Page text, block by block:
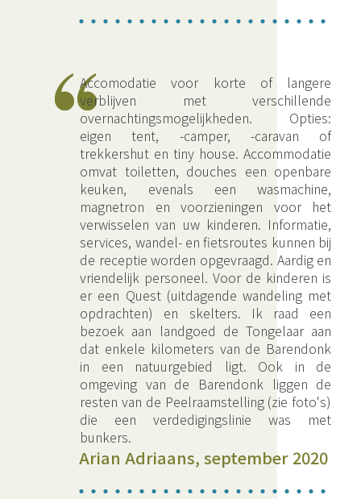
Accomodatie voor korte of langere
verblijven met verschillende
overnachtingsmogelijkheden. Opties:
eigen tent, -camper, -caravan of
trekkershut en tiny house. Accommodatie
omvat toiletten, douches een openbare
keuken, evenals een wasmachine,
magnetron en voorzieningen voor het
verwisselen van uw kinderen. Informatie,
services, wandel- en fietsroutes kunnen bij
de receptie worden opgevraagd. Aardig en
vriendelijk personeel. Voor de kinderen is
er een Quest (uitdagende wandeling met
opdrachten) en skelters. Ik raad een
bezoek aan landgoed de Tongelaar aan
dat enkele kilometers van de Barendonk
in een natuurgebied ligt. Ook in de
omgeving van de Barendonk liggen de
resten van de Peelraamstelling (zie foto's)
die een verdedigingslinie was met
bunkers.
Arian Adriaans, september 2020